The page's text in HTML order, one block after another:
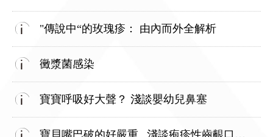
"傳說中“的玫瑰疹： 由內而外全解析
黴漿菌感染
寶寶呼吸好大聲？ 淺談嬰幼兒鼻塞
寶貝嘴巴破的好嚴重_ 淺談疱疹性齒齦口腔炎